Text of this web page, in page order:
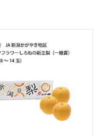
に登録する
玉)【CB】